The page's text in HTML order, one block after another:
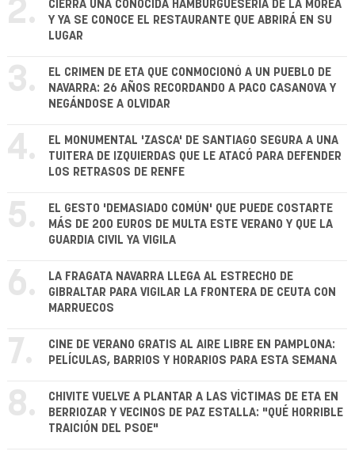
2.
CIERRA UNA CONOCIDA HAMBURGUESERÍA DE LA MOREA
Y YA SE CONOCE EL RESTAURANTE QUE ABRIRÁ EN SU
LUGAR
3.
EL CRIMEN DE ETA QUE CONMOCIONÓ A UN PUEBLO DE
NAVARRA: 26 AÑOS RECORDANDO A PACO CASANOVA Y
NEGÁNDOSE A OLVIDAR
4.
EL MONUMENTAL 'ZASCA' DE SANTIAGO SEGURA A UNA
TUITERA DE IZQUIERDAS QUE LE ATACÓ PARA DEFENDER
LOS RETRASOS DE RENFE
5.
EL GESTO 'DEMASIADO COMÚN' QUE PUEDE COSTARTE
MÁS DE 200 EUROS DE MULTA ESTE VERANO Y QUE LA
GUARDIA CIVIL YA VIGILA
6.
LA FRAGATA NAVARRA LLEGA AL ESTRECHO DE
GIBRALTAR PARA VIGILAR LA FRONTERA DE CEUTA CON
MARRUECOS
7.
CINE DE VERANO GRATIS AL AIRE LIBRE EN PAMPLONA:
PELÍCULAS, BARRIOS Y HORARIOS PARA ESTA SEMANA
8.
CHIVITE VUELVE A PLANTAR A LAS VÍCTIMAS DE ETA EN
BERRIOZAR Y VECINOS DE PAZ ESTALLA: "QUÉ HORRIBLE
TRAICIÓN DEL PSOE"